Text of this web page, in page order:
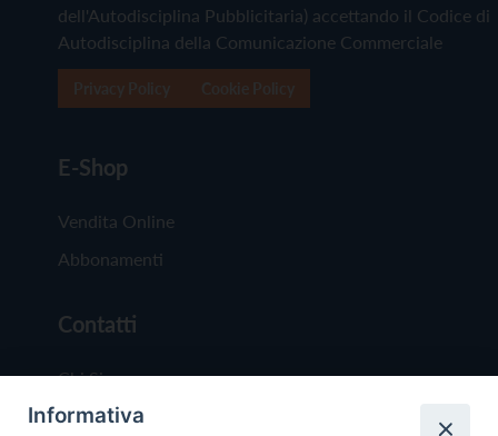
dell'Autodisciplina Pubblicitaria) accettando il Codice di
Autodisciplina della Comunicazione Commerciale
E-Shop
Vendita Online
Abbonamenti
Contatti
Chi Siamo
Redazione
Informativa